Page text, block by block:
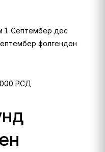
1. Септембер дес
фолгенден
РСД